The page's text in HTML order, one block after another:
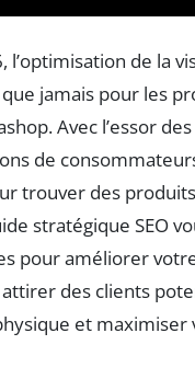
l’optimisation de la
jamais pour les
Avec l’essor
de
trouver des
stratégique SEO
pour améliorer
des clients
et maximiser